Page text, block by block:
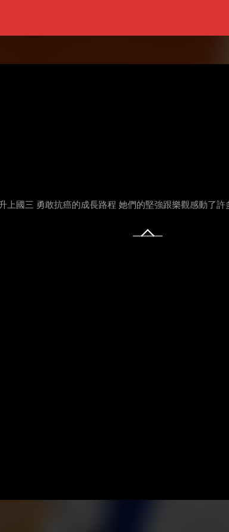
國三 勇敢抗癌的成長路程 她們的堅強跟樂觀感動了許